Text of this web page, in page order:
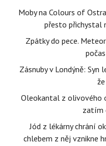
Moby na Colours of
přesto přichystal
Zpátky do pece.
Zásnuby v Londýně: Syn
Oleokantal z olivového
zatím
Jód z lékárny chrání
chlebem z něj vznikne